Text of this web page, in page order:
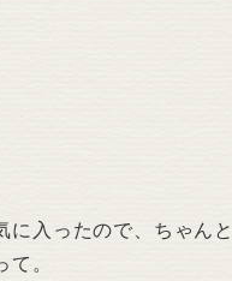
入ったので、ちゃんと
。